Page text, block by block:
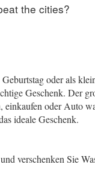
the cities?
oder als
Geschenk. Der
oder Auto
ideale Geschenk.
verschenken Sie